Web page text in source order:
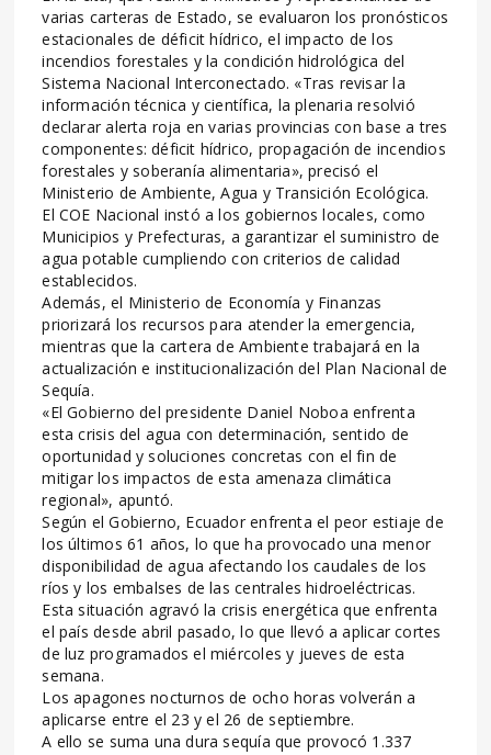
varias carteras de Estado, se evaluaron los pronósticos
estacionales de déficit hídrico, el impacto de los
incendios forestales y la condición hidrológica del
Sistema Nacional Interconectado. «Tras revisar la
información técnica y científica, la plenaria resolvió
declarar alerta roja en varias provincias con base a tres
componentes: déficit hídrico, propagación de incendios
forestales y soberanía alimentaria», precisó el
Ministerio de Ambiente, Agua y Transición Ecológica.
El COE Nacional instó a los gobiernos locales, como
Municipios y Prefecturas, a garantizar el suministro de
agua potable cumpliendo con criterios de calidad
establecidos.
Además, el Ministerio de Economía y Finanzas
priorizará los recursos para atender la emergencia,
mientras que la cartera de Ambiente trabajará en la
actualización e institucionalización del Plan Nacional de
Sequía.
«El Gobierno del presidente Daniel Noboa enfrenta
esta crisis del agua con determinación, sentido de
oportunidad y soluciones concretas con el fin de
mitigar los impactos de esta amenaza climática
regional», apuntó.
Según el Gobierno, Ecuador enfrenta el peor estiaje de
los últimos 61 años, lo que ha provocado una menor
disponibilidad de agua afectando los caudales de los
ríos y los embalses de las centrales hidroeléctricas.
Esta situación agravó la crisis energética que enfrenta
el país desde abril pasado, lo que llevó a aplicar cortes
de luz programados el miércoles y jueves de esta
semana.
Los apagones nocturnos de ocho horas volverán a
aplicarse entre el 23 y el 26 de septiembre.
A ello se suma una dura sequía que provocó 1.337